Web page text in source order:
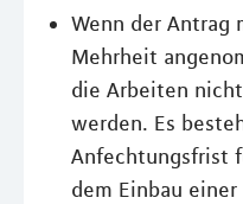
Wenn der Antrag
Mehrheit
die Arbeiten
werden. Es
Anfechtungsfrist
dem Einbau